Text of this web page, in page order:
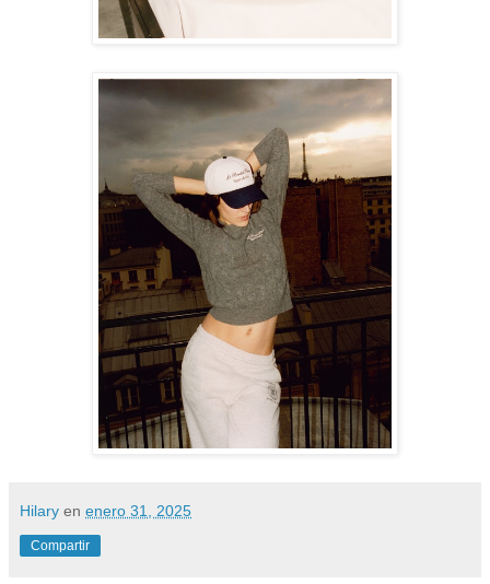
Hilary en enero 31, 2025
Compartir